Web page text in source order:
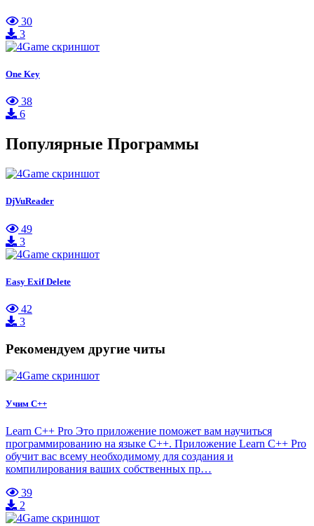
30
3
One Key
38
6
Популярные Программы
DjVuReader
49
3
Easy Exif Delete
42
3
Рекомендуем другие читы
Учим C++
Learn C++ Pro Это приложение поможет вам научиться
программированию на языке C++. Приложение Learn C++ Pro
обучит вас всему необходимому для создания и
компилирования ваших собственных пр…
39
2